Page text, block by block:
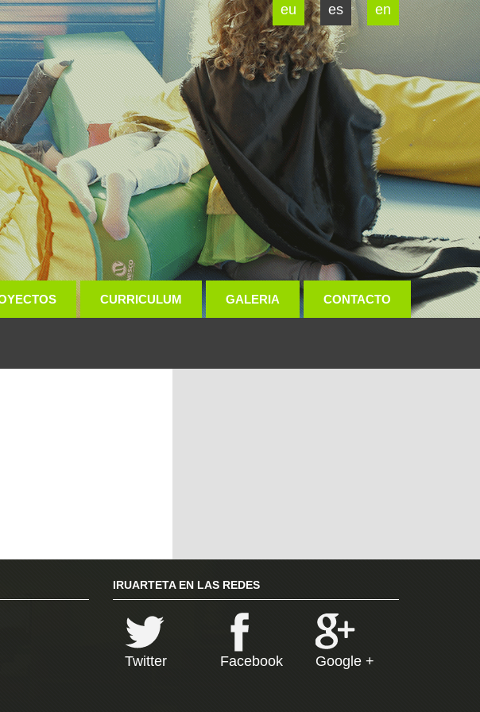
eu es en
CURRICULUM GALERIA CONTACTO
IRUARTETA EN LAS REDES
Twitter Facebook Google +